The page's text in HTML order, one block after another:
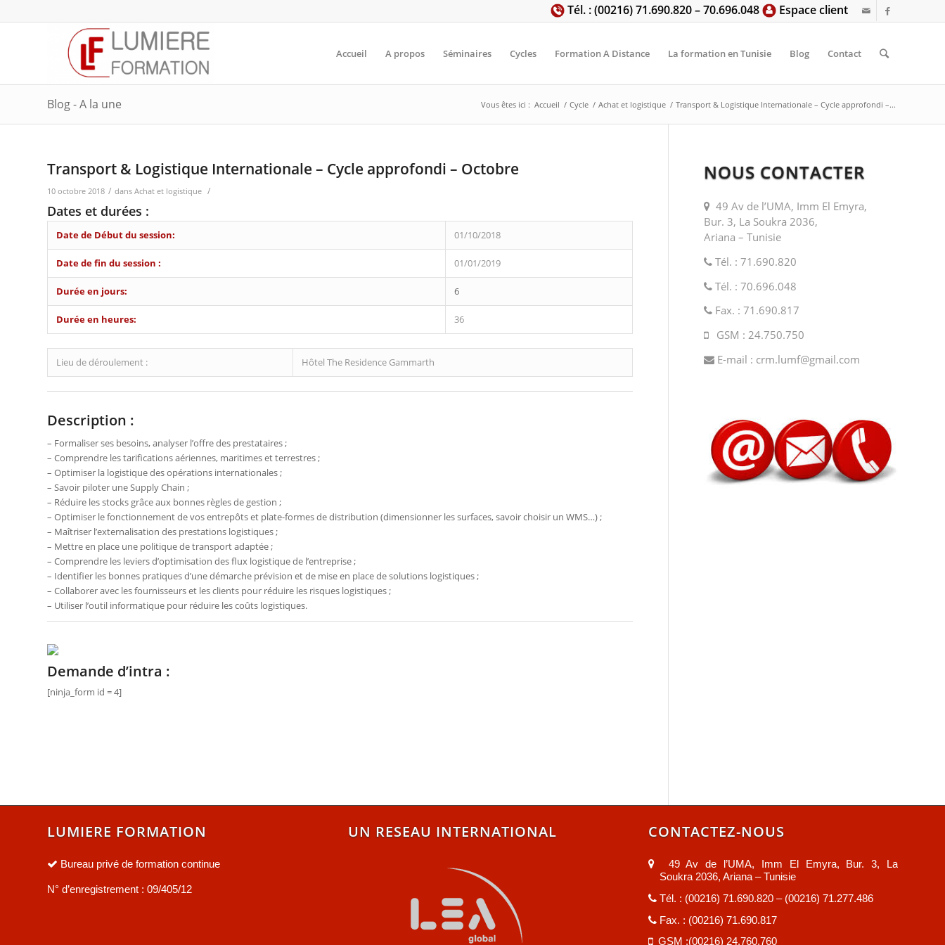
Tél. : (00216) 71.690.820 – 70.696.048 Espace client
Accueil A propos Séminaires Cycles Formation A Distance La formation en Tunisie Blog Contact
Blog - A la une Vous êtes ici : Accueil / Cycle / Achat et logistique / Transport & Logistique Internationale – Cycle approfondi –...
Transport & Logistique Internationale – Cycle approfondi – Octobre
10 octobre 2018 / dans Achat et logistique /
Dates et durées :
Date de Début du session: 01/10/2018
Date de fin du session : 01/01/2019
Durée en jours: 6
Durée en heures: 36
Lieu de déroulement : Hôtel The Residence Gammarth
Description :
– Formaliser ses besoins, analyser l’offre des prestataires ;
– Comprendre les tarifications aériennes, maritimes et terrestres ;
– Optimiser la logistique des opérations internationales ;
– Savoir piloter une Supply Chain ;
– Réduire les stocks grâce aux bonnes règles de gestion ;
– Optimiser le fonctionnement de vos entrepôts et plate-formes de distribution (dimensionner les surfaces, savoir choisir un WMS…) ;
– Maîtriser l’externalisation des prestations logistiques ;
– Mettre en place une politique de transport adaptée ;
– Comprendre les leviers d’optimisation des flux logistique de l’entreprise ;
– Identifier les bonnes pratiques d’une démarche prévision et de mise en place de solutions logistiques ;
– Collaborer avec les fournisseurs et les clients pour réduire les risques logistiques ;
– Utiliser l’outil informatique pour réduire les coûts logistiques.
Demande d’intra :
[ninja_form id = 4]
NOUS CONTACTER
49 Av de l’UMA, Imm El Emyra,
Bur. 3, La Soukra 2036,
Ariana – Tunisie
Tél. : 71.690.820
Tél. : 70.696.048
Fax. : 71.690.817
GSM : 24.750.750
E-mail : crm.lumf@gmail.com
LUMIERE FORMATION
Bureau privé de formation continue
N° d’enregistrement : 09/405/12
UN RESEAU INTERNATIONAL CONTACTEZ-NOUS
49 Av de l’UMA, Imm El Emyra, Bur. 3, La
Soukra 2036, Ariana – Tunisie
Tél. : (00216) 71.690.820 – (00216) 71.277.486
Fax. : (00216) 71.690.817
GSM :(00216) 24.760.760